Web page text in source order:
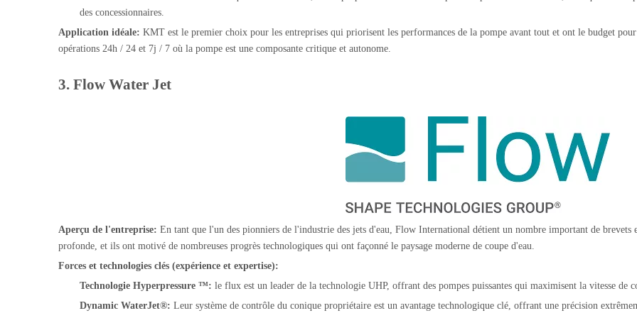
des concessionnaires.
Application idéale: KMT est le premier choix pour les entreprises qui priorisent les performances de la pompe avant tout et ont le budget
opérations 24h / 24 et 7j / 7 où la pompe est une composante critique et autonome.
3. Flow Water Jet
Aperçu de l'entreprise: En tant que l'un des pionniers de l'industrie des jets d'eau, Flow International détient un nombre important de
profonde, et ils ont motivé de nombreuses progrès technologiques qui ont façonné le paysage moderne de coupe d'eau.
Forces et technologies clés (expérience et expertise):
Technologie Hyperpressure ™: le flux est un leader de la technologie UHP, offrant des pompes puissantes qui maximisent la vitesse de
Dynamic WaterJet®: Leur système de contrôle du conique propriétaire est un avantage technologique clé, offrant une précision